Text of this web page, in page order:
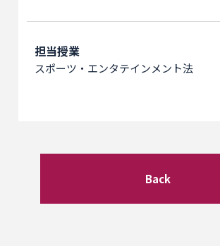
担当授業
スポーツ・エンタテインメント法
Back